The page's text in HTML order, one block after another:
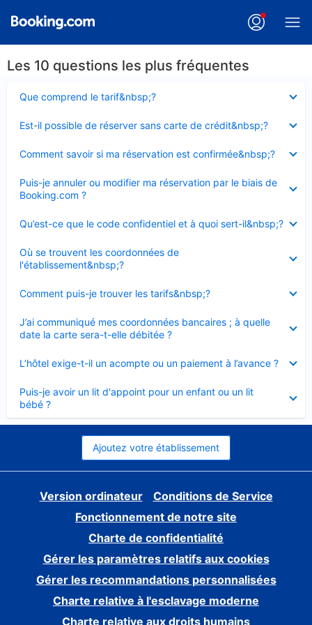
Les 10 questions les plus fréquentes
Que comprend le tarif&nbsp;?
fermé
Est-il possible de réserver sans carte de crédit&nbsp;?
fermé
Comment savoir si ma réservation est confirmée&nbsp;?
fermé
Puis-je annuler ou modifier ma réservation par le biais de
Booking.com ?
fermé
Qu’est-ce que le code confidentiel et à quoi sert-il&nbsp;?
fermé
Où se trouvent les coordonnées de
l'établissement&nbsp;?
fermé
Comment puis-je trouver les tarifs&nbsp;?
fermé
J’ai communiqué mes coordonnées bancaires ; à quelle
date la carte sera-t-elle débitée ?
fermé
L’hôtel exige-t-il un acompte ou un paiement à l’avance ?
fermé
Puis-je avoir un lit d'appoint pour un enfant ou un lit
bébé ?
fermé
Ajoutez votre établissement
Version ordinateur
Conditions de Service
Fonctionnement de notre site
Charte de confidentialité
Gérer les paramètres relatifs aux cookies
Gérer les recommandations personnalisées
Charte relative à l'esclavage moderne
Charte relative aux droits humains